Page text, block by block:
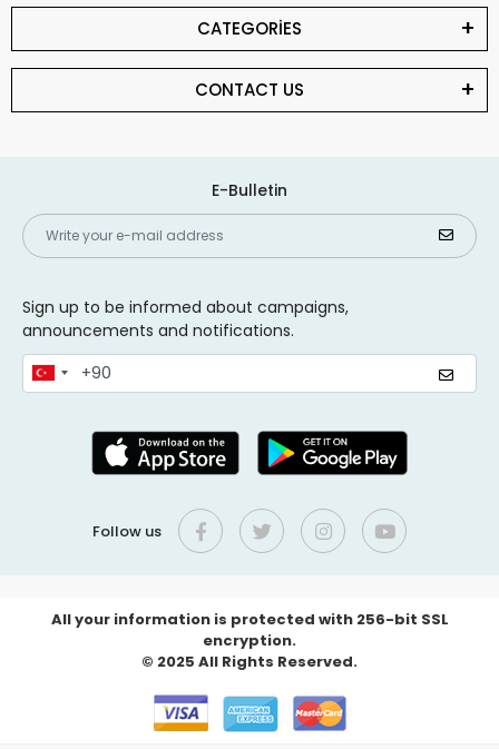
CATEGORİES
CONTACT US
E-Bulletin
Sign up to be informed about campaigns,
announcements and notifications.
Follow us
All your information is protected with 256-bit SSL
encryption.
© 2025 All Rights Reserved.